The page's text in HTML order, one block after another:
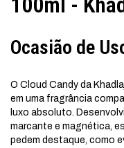
Ocasião de
O Cloud Candy da
em uma fragrância
luxo absoluto.
marcante e magnética,
pedem destaque, como